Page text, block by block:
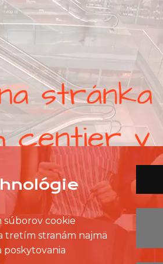
ZOZNAM NC
súborov cookie
tretím stranám najmä
poskytovania